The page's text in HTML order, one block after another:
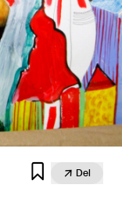
  Del